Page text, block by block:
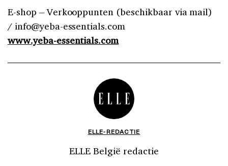
E-shop – Verkooppunten (beschikbaar via mail)
/ info@yeba-essentials.com
www.yeba-essentials.com
ELLE-REDACTIE
ELLE België redactie